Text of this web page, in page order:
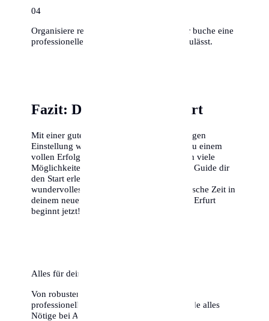
04
Organisiere rechtzeitig Umzugshelfer oder buche eine
professionelle Firma, falls das Budget es zulässt.
Fazit: Dein Erfolg in Erfurt
Mit einer guten Vorbereitung und der richtigen
Einstellung wird dein Umzug nach Erfurt zu einem
vollen Erfolg. Die Stadt bietet dir unendlich viele
Möglichkeiten, und wir hoffen, dass dieser Guide dir
den Start erleichtert. Wir wünschen dir ein
wundervolles Ankommen und eine fantastische Zeit in
deinem neuen Zuhause. Dein Abenteuer in Erfurt
beginnt jetzt!
Alles für deinen Umzug
Von robusten Umzugskartons bis hin zu
professionellen Transportsicherungen – finde alles
Nötige bei Amazon.